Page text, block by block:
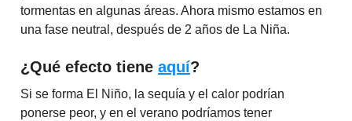
tormentas en algunas áreas. Ahora mismo estamos en
una fase neutral, después de 2 años de La Niña.
¿Qué efecto tiene aquí?
Si se forma El Niño, la sequía y el calor podrían
ponerse peor, y en el verano podríamos tener